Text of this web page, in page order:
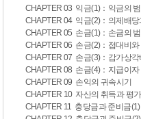
CHAPTER 03 익금(1)：익금의
CHAPTER 04 익금(2)：의제배
CHAPTER 05 손금(1)：손금의
CHAPTER 06 손금(2)：접대비와
CHAPTER 07 손금(3)：감가상각
CHAPTER 08 손금(4)：지급이자
CHAPTER 09 손익의 귀속시기
CHAPTER 10 자산의 취득과 평가
CHAPTER 11 충당금과 준비금